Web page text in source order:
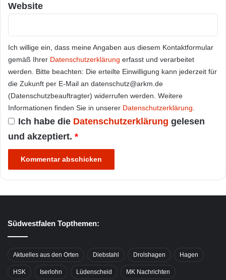
Website
Ich willige ein, dass meine Angaben aus diesem Kontaktformular
gemäß Ihrer Datenschutzerklärung erfasst und verarbeitet
werden. Bitte beachten: Die erteilte Einwilligung kann jederzeit für
die Zukunft per E-Mail an datenschutz@arkm.de
(Datenschutzbeauftragter) widerrufen werden. Weitere
Informationen finden Sie in unserer Datenschutzerklärung.
Ich habe die Datenschutzerklärung gelesen
und akzeptiert. *
Südwestfalen Topthemen:
Aktuelles aus den Orten Diebstahl Drolshagen Hagen
HSK Iserlohn Lüdenscheid MK Nachrichten